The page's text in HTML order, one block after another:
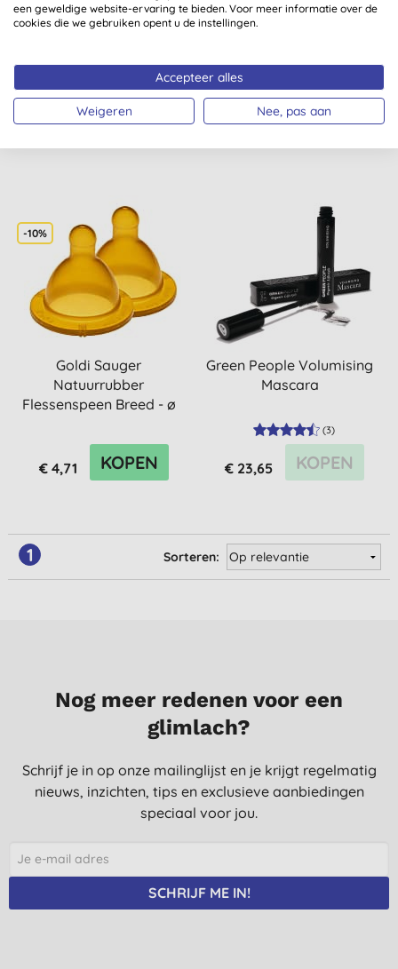
Goldi Sauger
Flessenspeen Breed - ø
53mm - 6Mnd
KOPEN
Goldi Sauger
Flessenspeen Breed - ø
53mm - 8Mnd
KOPEN
-10%
Goldi Sauger
Natuurrubber
Flessenspeen Breed - ø
€ 4,71 KOPEN
Green People Volumising
Mascara
(3)
€ 23,65 KOPEN
1 Sorteren:
Nog meer redenen voor een
glimlach?
Schrijf je in op onze mailinglijst en je krijgt regelmatig
nieuws, inzichten, tips en exclusieve aanbiedingen
speciaal voor jou.
SCHRIJF ME IN!
een geweldige website-ervaring te bieden. Voor meer informatie over de
cookies die we gebruiken opent u de instellingen.
Accepteer alles
Weigeren Nee, pas aan